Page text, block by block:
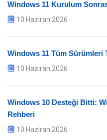
Windows 11 Kurulum
10 Haziran 2026
Windows 11 Tüm Sürümleri
10 Haziran 2026
Windows 10 Desteği Bitti:
Rehberi
10 Haziran 2026